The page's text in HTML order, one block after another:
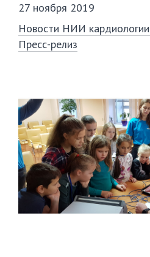
27 ноября 2019
Новости НИИ кардиологии
Пресс-релиз